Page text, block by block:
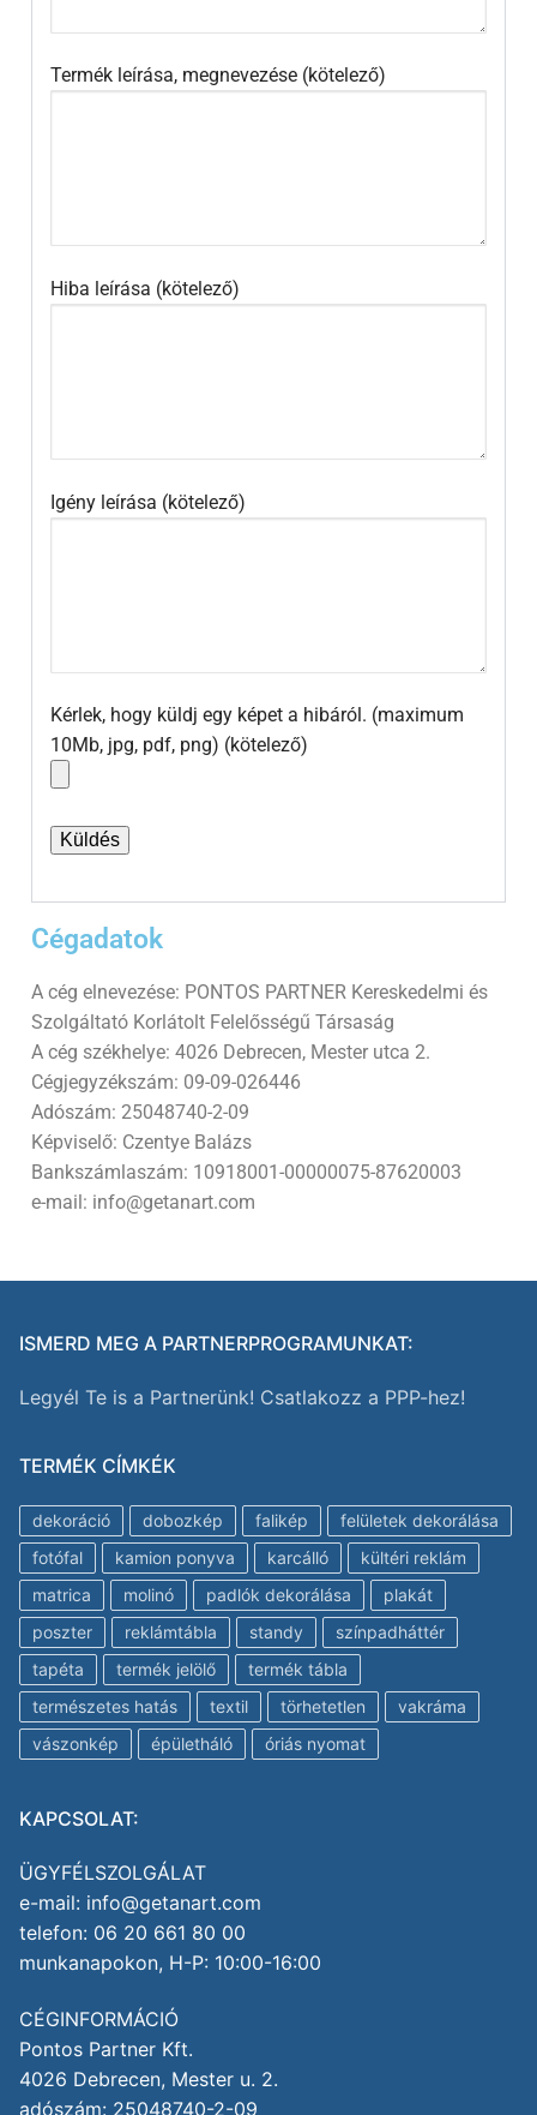
Termék leírása, megnevezése (kötelező)
Hiba leírása (kötelező)
Igény leírása (kötelező)
Kérlek, hogy küldj egy képet a hibáról. (maximum
10Mb, jpg, pdf, png) (kötelező)
Cégadatok​
A cég elnevezése: PONTOS PARTNER Kereskedelmi és
Szolgáltató Korlátolt Felelősségű Társaság
A cég székhelye: 4026 Debrecen, Mester utca 2.
Cégjegyzékszám: 09-09-026446
Adószám: 25048740-2-09
Képviselő: Czentye Balázs
Bankszámlaszám: 10918001-00000075-87620003
e-mail: info@getanart.com
ISMERD MEG A PARTNERPROGRAMUNKAT:
Legyél Te is a Partnerünk! Csatlakozz a PPP-hez!
TERMÉK CÍMKÉK
dekoráció dobozkép falikép
felületek dekorálása
fotófal
kamion ponyva karcálló
kültéri reklám
matrica
molinó padlók dekorálása
plakát
poszter
reklámtábla standy
színpadháttér
tapéta
termék jelölő
termék tábla
természetes hatás
textil törhetetlen
vakráma
vászonkép
épületháló óriás nyomat
KAPCSOLAT:
ÜGYFÉLSZOLGÁLAT
e-mail: info@getanart.com
telefon: 06 20 661 80 00
munkanapokon, H-P: 10:00-16:00
CÉGINFORMÁCIÓ
Pontos Partner Kft.
4026 Debrecen, Mester u. 2.
adószám: 25048740-2-09